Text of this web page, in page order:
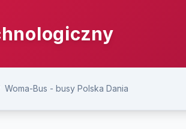
Woma-Bus - busy Polska Dania